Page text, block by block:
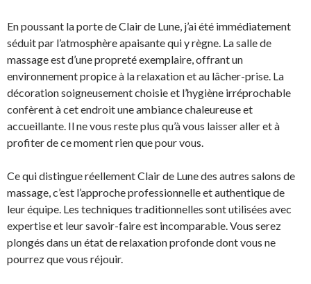
En poussant la porte de Clair de Lune, j’ai été immédiatement
séduit par l’atmosphère apaisante qui y règne. La salle de
massage est d’une propreté exemplaire, offrant un
environnement propice à la relaxation et au lâcher-prise. La
décoration soigneusement choisie et l’hygiène irréprochable
confèrent à cet endroit une ambiance chaleureuse et
accueillante. Il ne vous reste plus qu’à vous laisser aller et à
profiter de ce moment rien que pour vous.
Ce qui distingue réellement Clair de Lune des autres salons de
massage, c’est l’approche professionnelle et authentique de
leur équipe. Les techniques traditionnelles sont utilisées avec
expertise et leur savoir-faire est incomparable. Vous serez
plongés dans un état de relaxation profonde dont vous ne
pourrez que vous réjouir.